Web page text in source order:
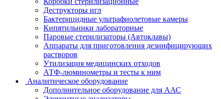
Деструкторы игл
Бактерицидные ультрафиолетовые камеры
Кипятильники лабораторные
Паровые стерилизаторы (Автоклавы)
Аппараты для приготовления дезинфицирующих
растворов
Утилизация медицинских отходов
АТФ-люминометры и тесты к ним
Аналитическое оборудование
Дополнительное оборудование для ААС